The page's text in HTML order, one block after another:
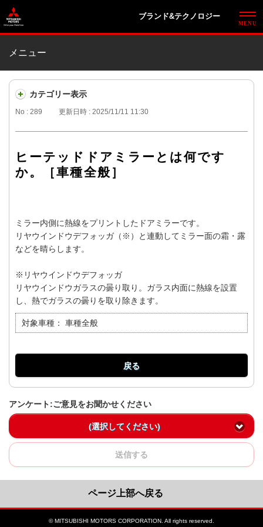
ブランド&テクノロジー
メニュー
カテゴリー表示
No : 289 更新日時 : 2025/11/11 11:30
ヒーテッドドアミラーとは何です
か。［車種全般］
ミラー内側に熱線をプリントしたドアミラーです。
リヤウインドウデフォッガ（※）と連動してミラー面の霜・露
などを晴らします。
※リヤウインドウデフォッガ
リヤウインドウガラスの曇り取り。ガラス内面に熱線を設置
し、熱でガラスの曇りを取り除きます。
対象車種： 車種全般
戻る
アンケート:ご意見をお聞かせください
(選択してください)
送信する
ページ上部へ戻る
© MITSUBISHI MOTORS CORPORATION. All rights reserved.